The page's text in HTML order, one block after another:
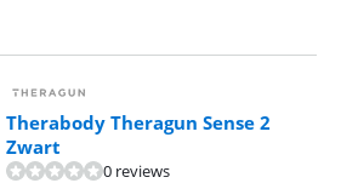
Therabody Theragun Sense 2
Zwart
0 reviews